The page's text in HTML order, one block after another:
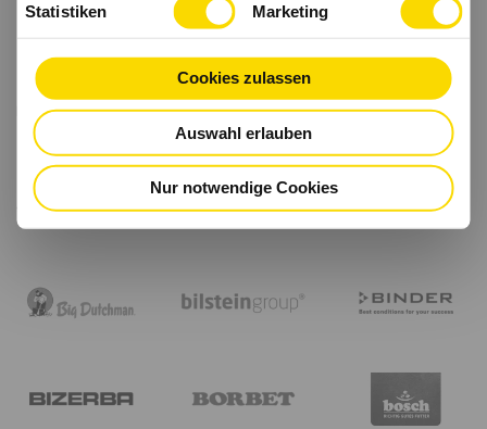
Statistiken Marketing
Cookies zulassen
Auswahl erlauben
Nur notwendige Cookies